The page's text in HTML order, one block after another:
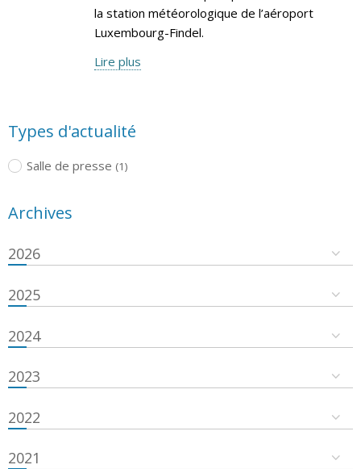
la station météorologique de l’aéroport
Luxembourg-Findel.
Lire plus
Types d'actualité
Salle de presse (1)
Archives
2026
2025
2024
2023
2022
2021